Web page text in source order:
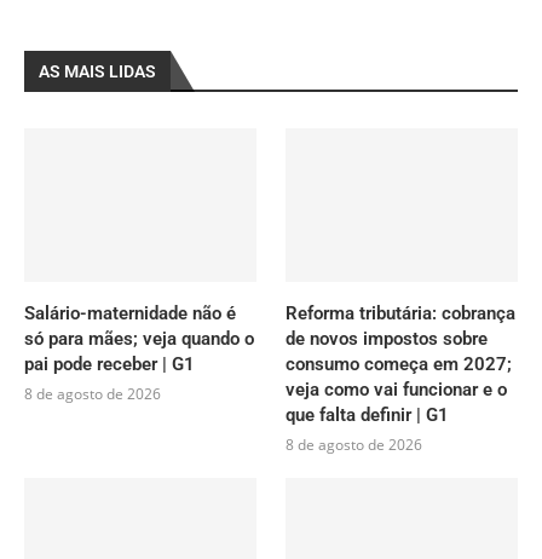
AS MAIS LIDAS
Salário-maternidade não é
só para mães; veja quando o
pai pode receber | G1
8 de agosto de 2026
Reforma tributária: cobrança
de novos impostos sobre
consumo começa em 2027;
veja como vai funcionar e o
que falta definir | G1
8 de agosto de 2026